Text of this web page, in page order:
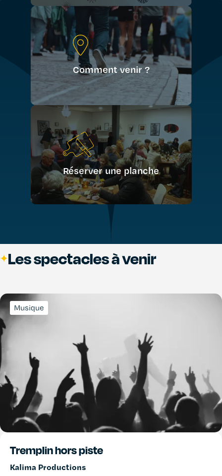
Comment venir ?
Réserver une planche
Les spectacles à venir
Musique
Tremplin hors piste
Kalima Productions